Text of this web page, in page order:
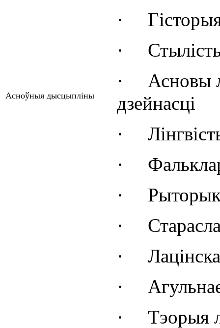
Асноўныя дысцыпліны
·
·
·
Асновы
дзейнасці
·
·
·
·
·
·
·
Тэорыя